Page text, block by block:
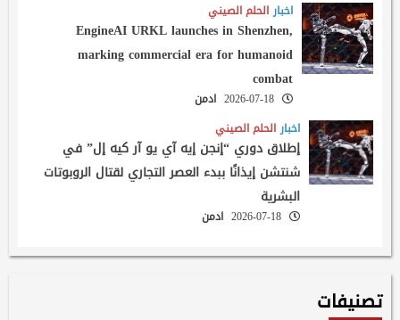
اخبار الحلم الصيني
EngineAI URKL launches in Shenzhen,
marking commercial era for humanoid
combat
2026-07-18
ادمن
اخبار الحلم الصيني
إطلاق دوري “إنجن إيه آي يو آر كيه إل” في
شنتشن إيذانًا ببدء العصر التجاري لقتال الروبوتات
البشرية
ادمن
تصنيفات